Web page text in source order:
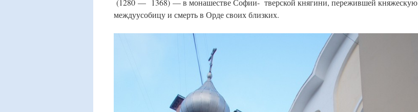
(1280 — 1368) — в монашестве Софии- тверской княгини, пережившей княжескую
междуусобицу и смерть в Орде своих близких.